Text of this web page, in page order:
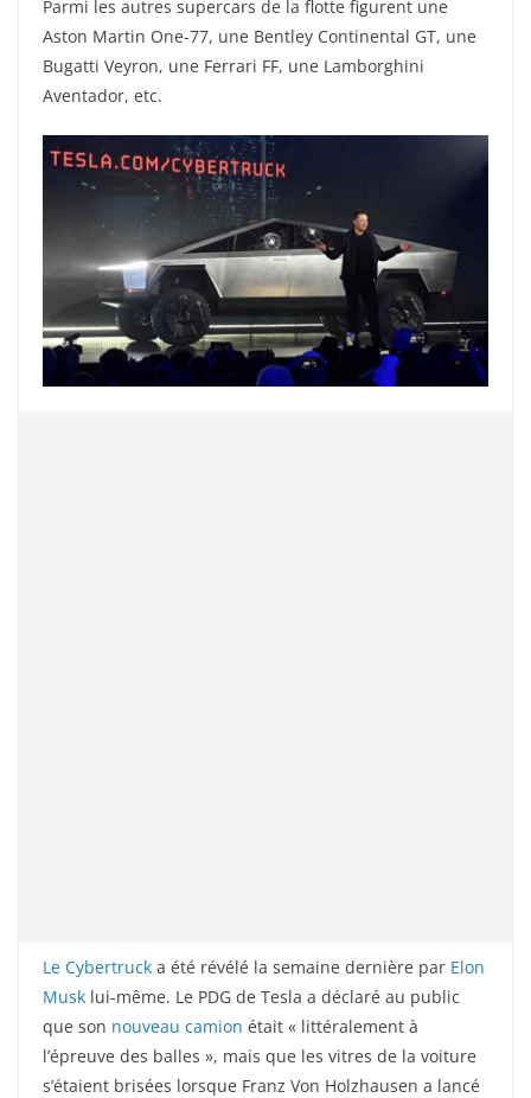
Parmi les autres supercars de la flotte figurent une
Aston Martin One-77, une Bentley Continental GT, une
Bugatti Veyron, une Ferrari FF, une Lamborghini
Aventador, etc.
Le Cybertruck a été révélé la semaine dernière par Elon
Musk lui-même. Le PDG de Tesla a déclaré au public
que son nouveau camion était « littéralement à
l’épreuve des balles », mais que les vitres de la voiture
s’étaient brisées lorsque Franz Von Holzhausen a lancé